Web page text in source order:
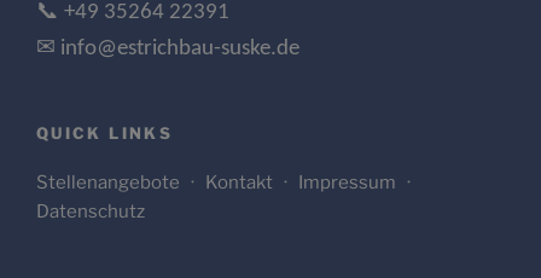
📞 +49 35264 22391
✉ info@estrichbau-suske.de
QUICK LINKS
Stellenangebote · Kontakt · Impressum ·
Datenschutz